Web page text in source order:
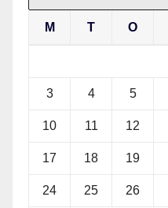
M T O
3 4 5
10 11 12
17 18 19
24 25 26